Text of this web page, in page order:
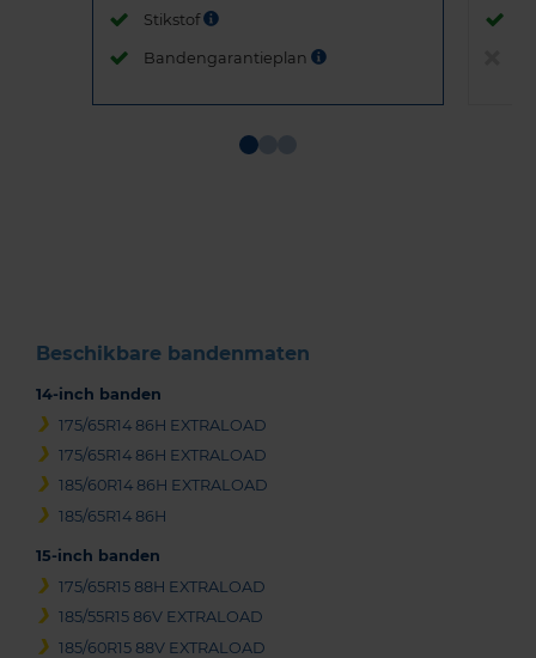
Stikstof
Bandengarantieplan
Beschikbare bandenmaten
14-inch banden
175/65R14 86H EXTRALOAD
175/65R14 86H EXTRALOAD
185/60R14 86H EXTRALOAD
185/65R14 86H
15-inch banden
175/65R15 88H EXTRALOAD
185/55R15 86V EXTRALOAD
185/60R15 88V EXTRALOAD